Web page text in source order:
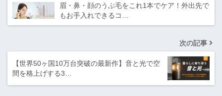
眉・鼻・顔のうぶ毛をこれ1本でケア！外出先で
もお⼿⼊れできるコ…
次の記事
【世界50ヶ国10万台突破の最新作】音と光で空
間を格上げする3…